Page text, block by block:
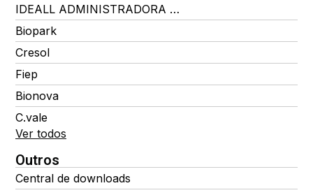
IDEALL ADMINISTRADORA DE BENEFÍCIOS
Biopark
Cresol
Fiep
Bionova
C.vale
Ver todos
Outros
Central de downloads